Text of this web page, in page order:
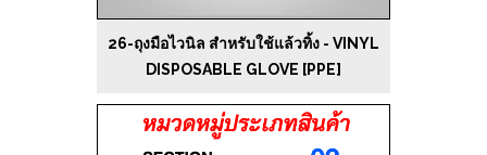
26-ถุงมือไวนิล สำหรับใช้แล้วทิ้ง - VINYL
DISPOSABLE GLOVE [PPE]